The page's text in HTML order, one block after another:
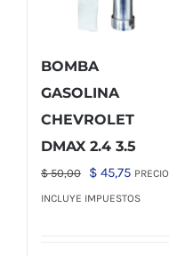
BOMBA
GASOLINA
CHEVROLET
DMAX 2.4 3.5
$50,00
El
precio
$ 45,75El
precio
PRECIO
INCLUYE IMPUESTOS